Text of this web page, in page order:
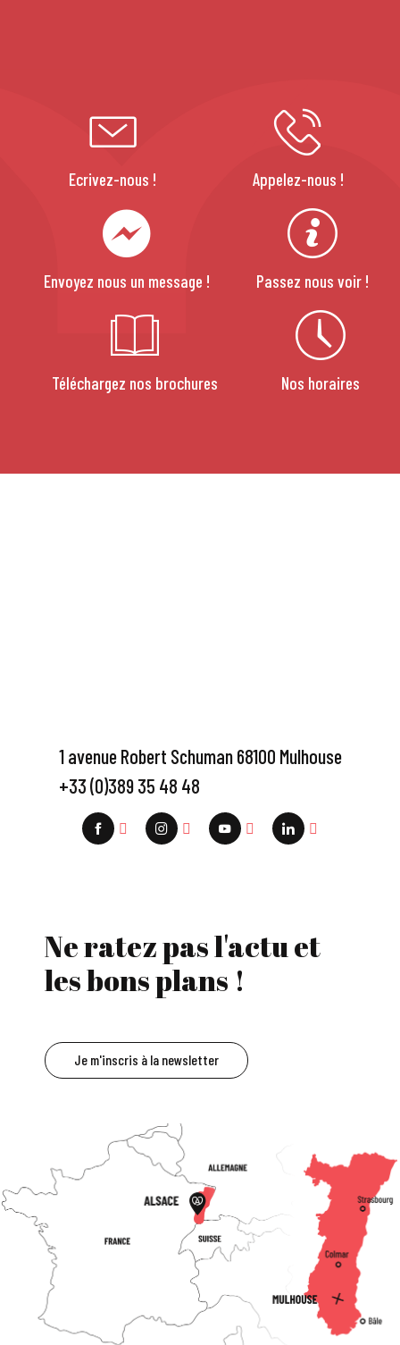
Ecrivez-nous ! Appelez-nous !
Envoyez nous un message ! Passez nous voir !
Téléchargez nos brochures Nos horaires
1 avenue Robert Schuman 68100 Mulhouse
+33 (0)389 35 48 48
Ne ratez pas l'actu et
les bons plans !
Je m'inscris à la newsletter